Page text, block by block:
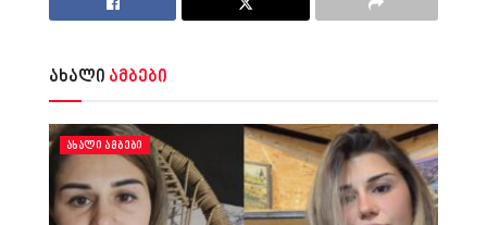
ახალი ამბები
ᲐᲮᲐᲚᲘ ᲐᲛᲑᲔᲑᲘ